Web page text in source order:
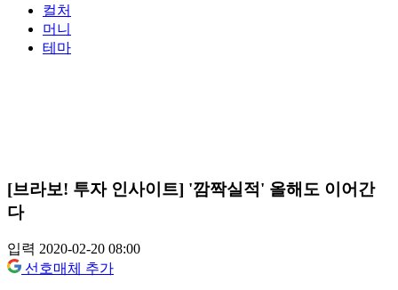
컬처
머니
테마
[브라보! 투자 인사이트] '깜짝실적' 올해도 이어간
다
입력 2020-02-20 08:00
선호매체 추가